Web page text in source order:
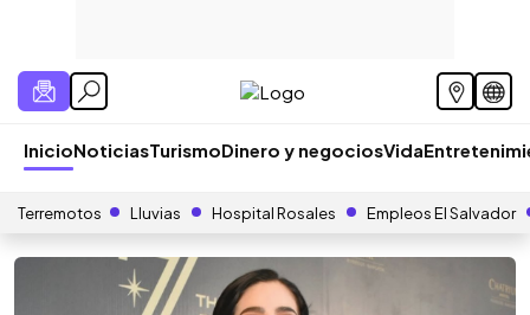
InicioNoticiasTurismoDinero y negociosVida
Terremotos Lluvias Hospital Rosales Empleos El Salvador